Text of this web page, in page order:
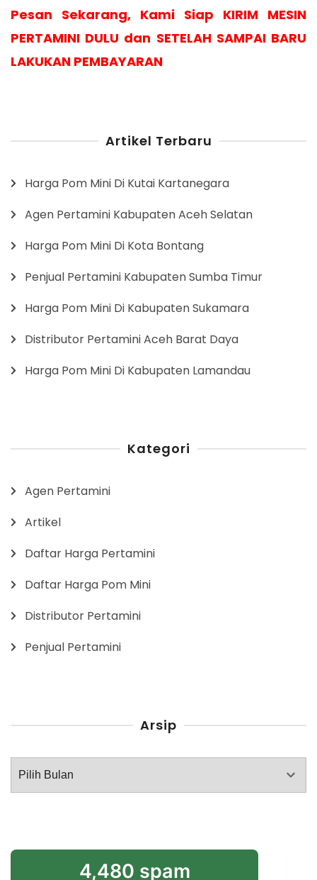
Pesan Sekarang, Kami Siap KIRIM MESIN
PERTAMINI DULU dan SETELAH SAMPAI BARU
LAKUKAN PEMBAYARAN
Artikel Terbaru
Harga Pom Mini Di Kutai Kartanegara
Agen Pertamini Kabupaten Aceh Selatan
Harga Pom Mini Di Kota Bontang
Penjual Pertamini Kabupaten Sumba Timur
Harga Pom Mini Di Kabupaten Sukamara
Distributor Pertamini Aceh Barat Daya
Harga Pom Mini Di Kabupaten Lamandau
Kategori
Agen Pertamini
Artikel
Daftar Harga Pertamini
Daftar Harga Pom Mini
Distributor Pertamini
Penjual Pertamini
Arsip
Arsip
4,480 spam